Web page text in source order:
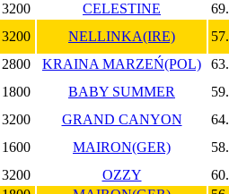
3200 CELESTINE
3200 NELLINKA(IRE)
2800 KRAINA MARZEŃ(POL)
1800 BABY SUMMER
3200 GRAND CANYON
1600 MAIRON(GER)
3200 OZZY